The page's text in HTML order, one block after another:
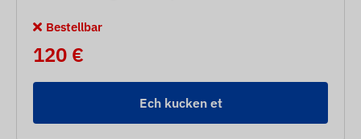
Bestellbar
120 €
Ech kucken et